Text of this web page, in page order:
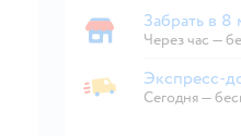
Забрать в магазине
Забрать в 8
Через час —
Экспресс-доставка из
Экспресс-
Сегодня—